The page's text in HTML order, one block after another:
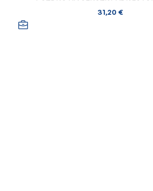
31,20 €